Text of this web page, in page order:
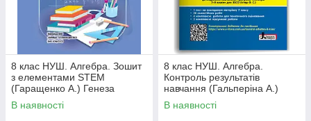
8 клас НУШ. Алгебра. Зошит
з елементами STEM
(Гаращенко А.) Генеза
В наявності
8 клас НУШ. Алгебра.
Контроль результатів
навчання (Гальперіна А.)
Літера
В наявності